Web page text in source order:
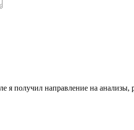
я получил направление на